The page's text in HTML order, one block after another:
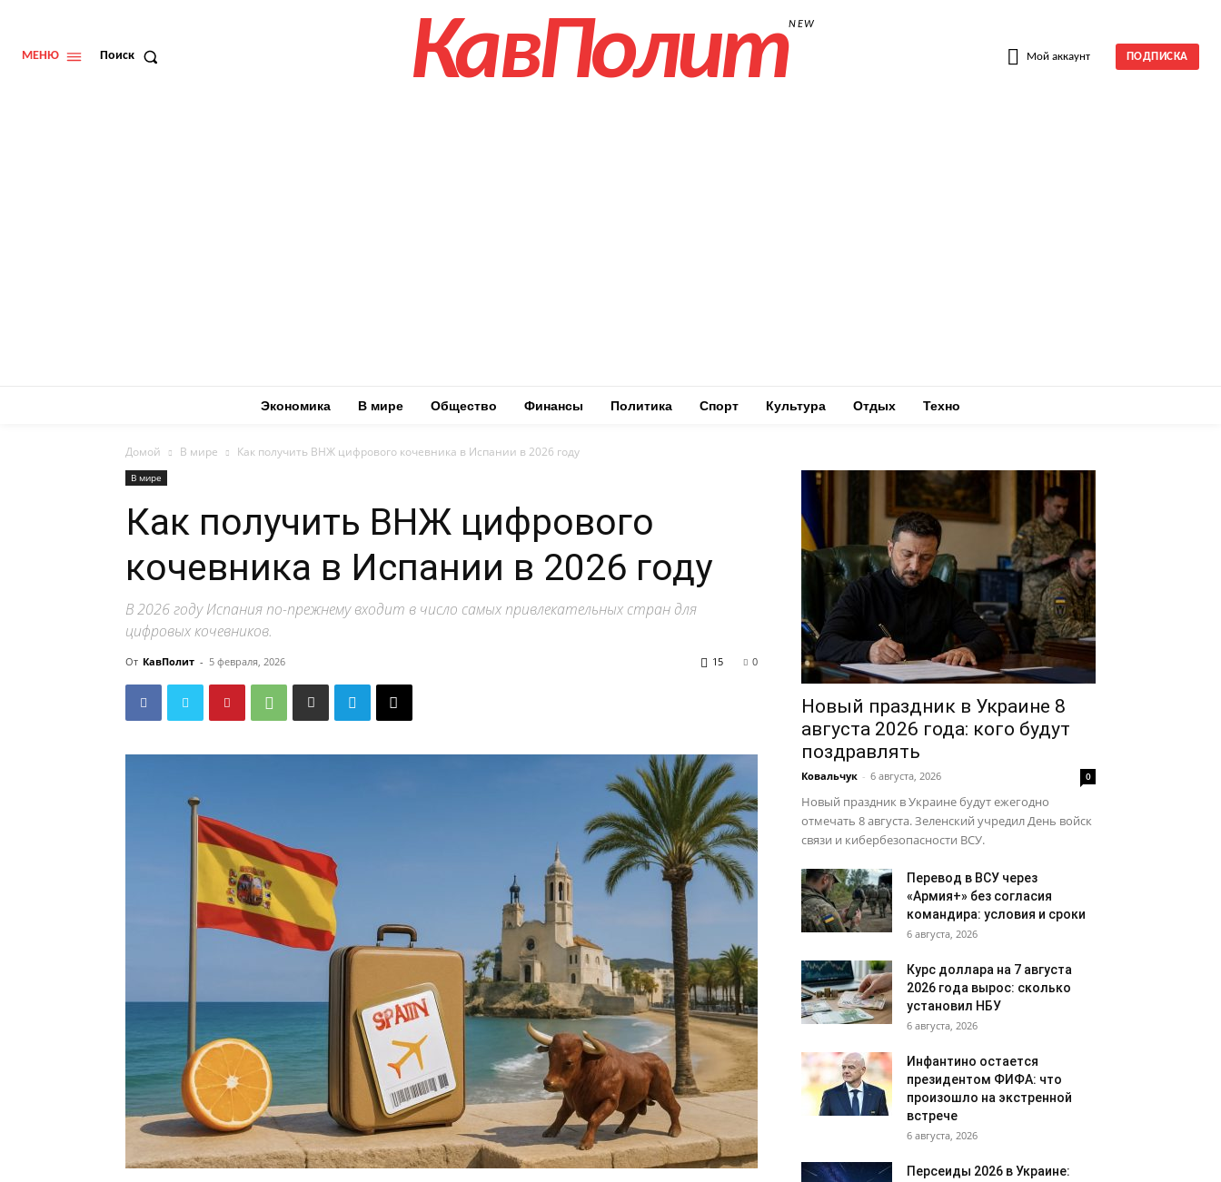
МЕНЮ Поиск КавПолитNEW
Мой аккаунт ПОДПИСКА
Экономика В мире Общество Финансы Политика Спорт Культура Отдых Техно
Домой В мире Как получить ВНЖ цифрового кочевника в Испании в 2026 году
В мире
Как получить ВНЖ цифрового
кочевника в Испании в 2026 году
В 2026 году Испания по-прежнему входит в число самых привлекательных стран для
цифровых кочевников.
От КавПолит - 5 февраля, 2026 0
15
Новый праздник в Украине 8
августа 2026 года: кого будут
поздравлять
Ковальчук - 6 августа, 2026 0
Новый праздник в Украине будут ежегодно
отмечать 8 августа. Зеленский учредил День войск
связи и кибербезопасности ВСУ.
Перевод в ВСУ через
«Армия+» без согласия
командира: условия и сроки
6 августа, 2026
Курс доллара на 7 августа
2026 года вырос: сколько
установил НБУ
6 августа, 2026
Инфантино остается
президентом ФИФА: что
произошло на экстренной
встрече
6 августа, 2026
Персеиды 2026 в Украине: